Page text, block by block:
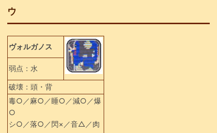
ウ
ヴォルガノス
弱点：水
破壊：頭・背
毒○／麻○／睡○／減○／爆
○
シ○／落○／閃×／音△／肉